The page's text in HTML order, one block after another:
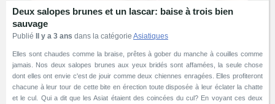
Deux salopes brunes et un lascar: baise à trois bien
sauvage
Publié Il y a 3 ans dans la catégorie Asiatiques
Elles sont chaudes comme la braise, prêtes à gober du manche à couilles comme
jamais. Nos deux salopes brunes aux yeux bridés sont affamées, la seule chose
dont elles ont envie c'est de jouir comme deux chiennes enragées. Elles profiteront
chacune à leur tour de cette bite en érection toute disposée à leur éclater la chatte
et le cul. Qui a dit que les Asiat étaient des coincées du cul? En voyant ces deux